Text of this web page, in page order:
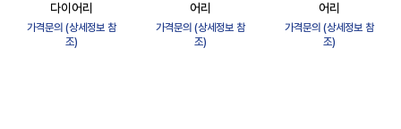
다이어리
가격문의 (상세정보 참
조)
어리
가격문의 (상세정보 참
조)
어리
가격문의 (상세정보 참
조)